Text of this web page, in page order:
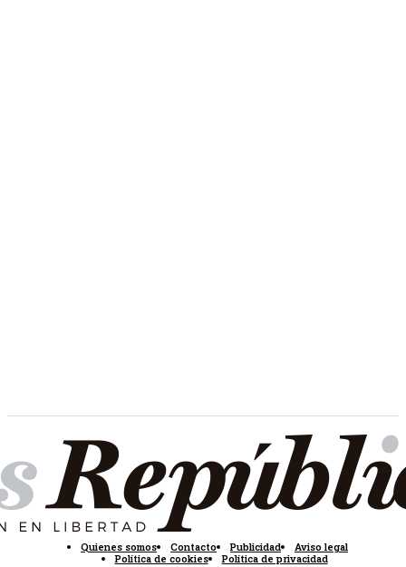
Quienes somos Contacto Publicidad
Aviso legal
Política de cookies
Política de privacidad